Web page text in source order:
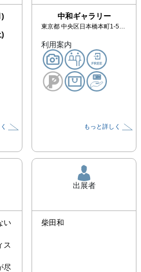
)
)
中和ギャラリー
東京都 中央区日本橋本町1-5-17 町田ビル4F
利用案内
もっと詳しく
い
ス
尽
出展者
柴田和